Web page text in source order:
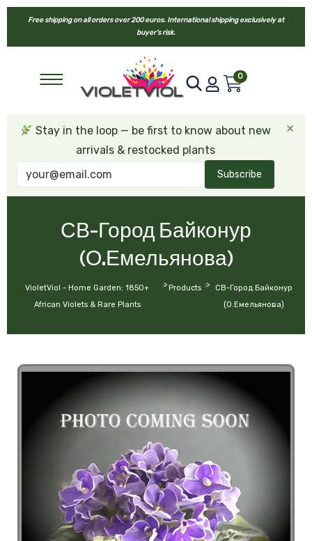
Free shipping on all orders over 200 euros. International shipping exclusively at
buyer’s risk.
0
Stay in the loop — be first to know about new
arrivals & restocked plants
Subscribe
×
СВ-Город Байконур
(О.Емельянова)
VioletViol - Home Garden: 1850+
African Violets & Rare Plants
> Products >
СВ-Город Байконур
(О.Емельянова)